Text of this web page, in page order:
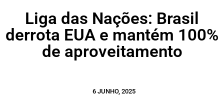
Liga das Nações: Brasil
derrota EUA e mantém 100%
de aproveitamento
6 JUNHO, 2025